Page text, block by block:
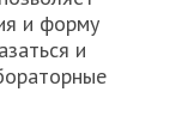
и форму
и